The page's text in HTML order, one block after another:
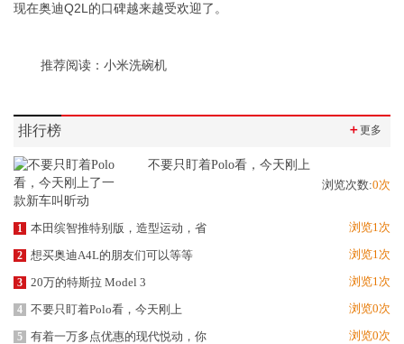
现在奥迪Q2L的口碑越来越受欢迎了。
推荐阅读： 小米洗碗机
排行榜 ＋更多
不要只盯着Polo看，今天刚上
浏览次数:0次
1 本田缤智推特别版，造型运动，省 浏览1次
2 想买奥迪A4L的朋友们可以等等 浏览1次
3 20万的特斯拉 Model 3 浏览1次
4 不要只盯着Polo看，今天刚上 浏览0次
5 有着一万多点优惠的现代悦动，你 浏览0次